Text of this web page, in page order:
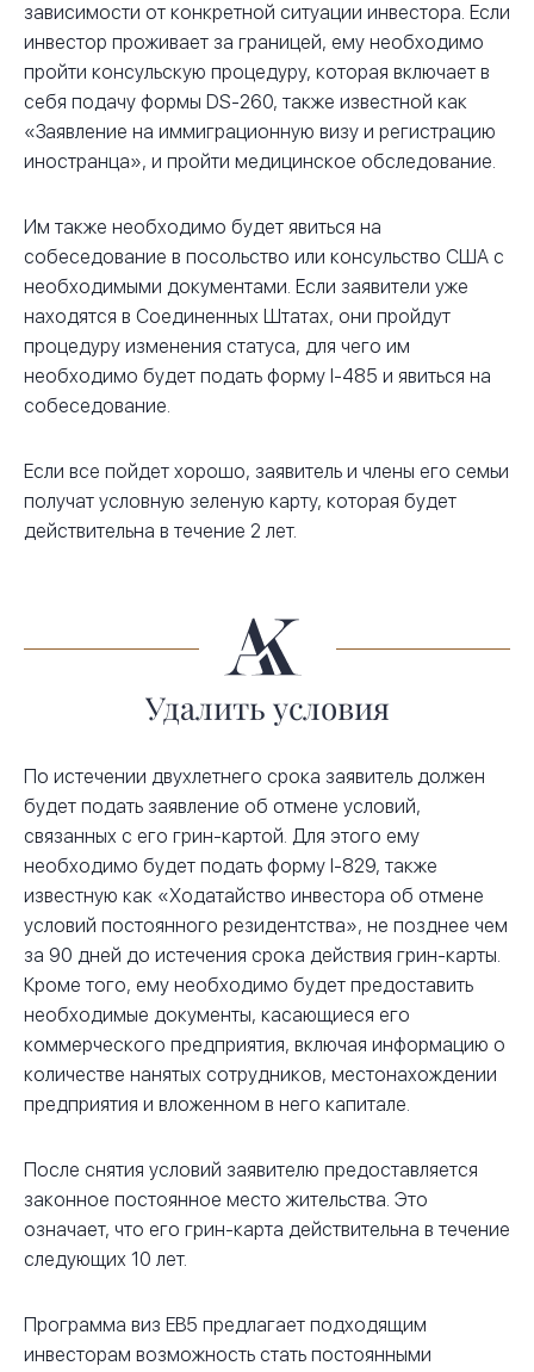
зависимости от конкретной ситуации инвестора. Если
инвестор проживает за границей, ему необходимо
пройти консульскую процедуру, которая включает в
себя подачу формы DS-260, также известной как
«Заявление на иммиграционную визу и регистрацию
иностранца», и пройти медицинское обследование.
Им также необходимо будет явиться на
собеседование в посольство или консульство США с
необходимыми документами. Если заявители уже
находятся в Соединенных Штатах, они пройдут
процедуру изменения статуса, для чего им
необходимо будет подать форму I-485 и явиться на
собеседование.
Если все пойдет хорошо, заявитель и члены его семьи
получат условную зеленую карту, которая будет
действительна в течение 2 лет.
Удалить условия
По истечении двухлетнего срока заявитель должен
будет подать заявление об отмене условий,
связанных с его грин-картой. Для этого ему
необходимо будет подать форму I-829, также
известную как «Ходатайство инвестора об отмене
условий постоянного резидентства», не позднее чем
за 90 дней до истечения срока действия грин-карты.
Кроме того, ему необходимо будет предоставить
необходимые документы, касающиеся его
коммерческого предприятия, включая информацию о
количестве нанятых сотрудников, местонахождении
предприятия и вложенном в него капитале.
После снятия условий заявителю предоставляется
законное постоянное место жительства. Это
означает, что его грин-карта действительна в течение
следующих 10 лет.
Программа виз EB5 предлагает подходящим
инвесторам возможность стать постоянными